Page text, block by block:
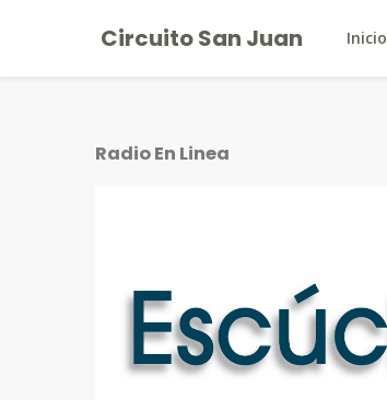
Circuito San Juan Inicio
Radio En Linea